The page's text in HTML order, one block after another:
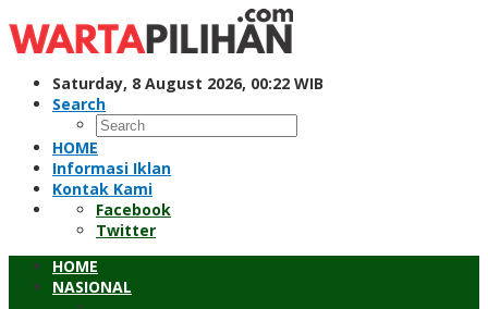
to
content
Saturday, 8 August 2026, 00:22 WIB
Search
HOME
Informasi Iklan
Kontak Kami
Facebook
Twitter
HOME
NASIONAL